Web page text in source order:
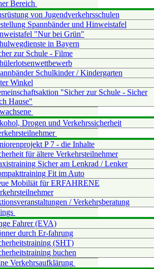
Bereich
von Jugendverkehrsschulen
Spannbänder und Hinweistafel
"Nur bei Grün"
in Bayern
zur Schule - Filme
Schulkinder / Kindergarten
Winkel
"Sicher zur Schule - Sicher
Hause"
Drogen und Verkehrssicherheit
P 7 - die Inhalte
für ältere Verkehrsteilnehmer
Sicher am Lenkrad / Lenker
Fit im Auto
Mobiliät für ERFAHRENE
/ Verkehrsberatung
Fahrer (EVA)
durch Er-fahrung
(SHT)
buchen
Verkehrsaufklärung